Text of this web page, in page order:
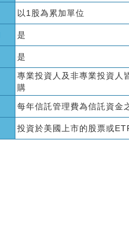
以1股為累加單位
是
是
專業投資人及非專業投資人
購
每年信託管理費為信託資金
投資於美國上市的股票或